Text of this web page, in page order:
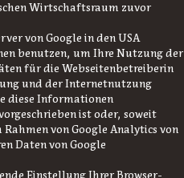
Wirtschaftsraum zuvor
von Google in den USA
benutzen, um Ihre Nutzung der
für die Webseitenbetreiberin
und der Internetnutzung
diese Informationen
ist oder, soweit
von Google Analytics von
Daten von Google
Einstellung Ihrer Browser-